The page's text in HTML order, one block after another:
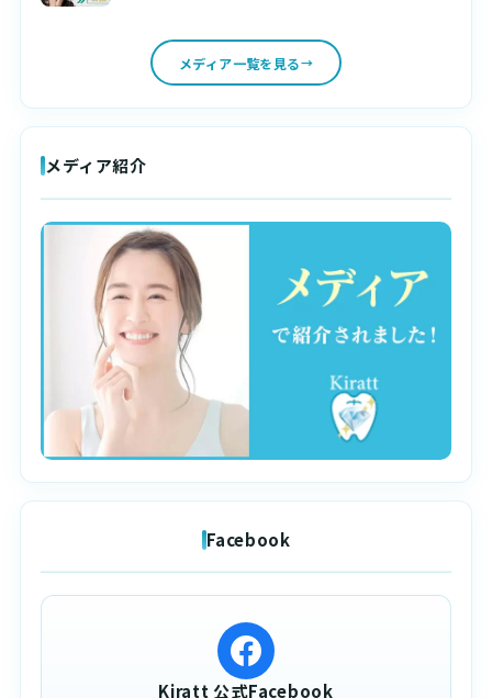
メディア一覧を見る
メディア紹介
Facebook
Kiratt 公式Facebook